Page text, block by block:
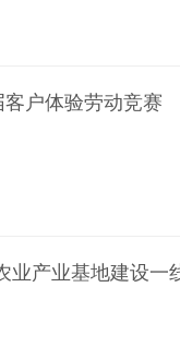
户体验劳动竞赛
产业基地建设一